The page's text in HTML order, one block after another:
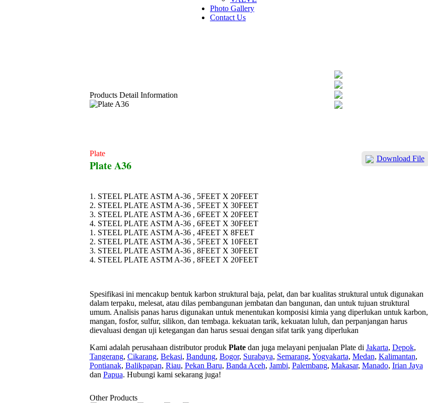
Photo Gallery
Contact Us
Products Detail Information
Plate
Plate A36 Download File
1. STEEL PLATE ASTM A-36 , 5FEET X 20FEET
2. STEEL PLATE ASTM A-36 , 5FEET X 30FEET
3. STEEL PLATE ASTM A-36 , 6FEET X 20FEET
4. STEEL PLATE ASTM A-36 , 6FEET X 30FEET
1. STEEL PLATE ASTM A-36 , 4FEET X 8FEET
2. STEEL PLATE ASTM A-36 , 5FEET X 10FEET
3. STEEL PLATE ASTM A-36 , 8FEET X 30FEET
4. STEEL PLATE ASTM A-36 , 8FEET X 20FEET
Spesifikasi ini mencakup bentuk karbon struktural baja, pelat, dan bar kualitas struktural untuk digunakan
dalam terpaku, melesat, atau dilas pembangunan jembatan dan bangunan, dan untuk tujuan struktural
umum. Analisis panas harus digunakan untuk menentukan komposisi kimia yang diperlukan untuk karbon,
mangan, fosfor, sulfur, silikon, dan tembaga. kekuatan tarik, kekuatan luluh, dan perpanjangan harus
dievaluasi dengan uji ketegangan dan harus sesuai dengan sifat tarik yang diperlukan
Kami adalah perusahaan distributor produk Platedan juga melayani penjualan Plate di Jakarta, Depok,
Tangerang, Cikarang, Bekasi, Bandung, Bogor, Surabaya, Semarang, Yogyakarta, Medan, Kalimantan,
Pontianak, Balikpapan, Riau, Pekan Baru, Banda Aceh, Jambi, Palembang, Makasar, Manado, Irian Jaya
dan Papua. Hubungi kami sekarang juga!
Other Products